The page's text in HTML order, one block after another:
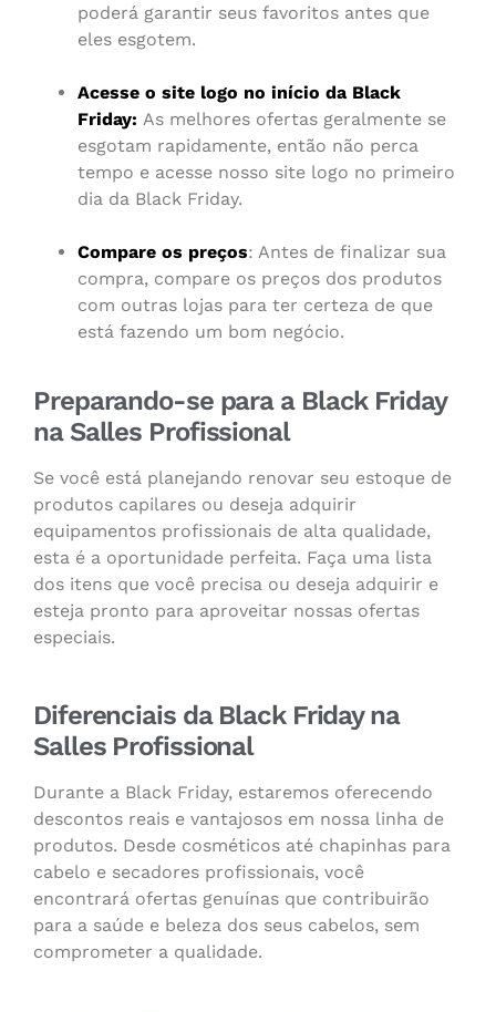
poderá garantir seus favoritos antes que
eles esgotem.
Acesse o site logo no início da Black
Friday: As melhores ofertas geralmente se
esgotam rapidamente, então não perca
tempo e acesse nosso site logo no primeiro
dia da Black Friday.
Compare os preços: Antes de finalizar sua
compra, compare os preços dos produtos
com outras lojas para ter certeza de que
está fazendo um bom negócio.
Preparando-se para a Black Friday
na Salles Profissional
Se você está planejando renovar seu estoque de
produtos capilares ou deseja adquirir
equipamentos profissionais de alta qualidade,
esta é a oportunidade perfeita. Faça uma lista
dos itens que você precisa ou deseja adquirir e
esteja pronto para aproveitar nossas ofertas
especiais.
Diferenciais da Black Friday na
Salles Profissional
Durante a Black Friday, estaremos oferecendo
descontos reais e vantajosos em nossa linha de
produtos. Desde cosméticos até chapinhas para
cabelo e secadores profissionais, você
encontrará ofertas genuínas que contribuirão
para a saúde e beleza dos seus cabelos, sem
comprometer a qualidade.